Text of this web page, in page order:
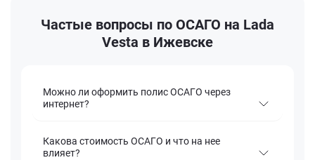
Частые вопросы по ОСАГО на Lada
Vesta в Ижевске
Можно ли оформить полис ОСАГО через
интернет?
Какова стоимость ОСАГО и что на нее
влияет?